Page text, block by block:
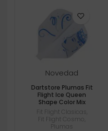
Novedad
Dartstore Plumas Fit
Flight Ice Queen
Shape Color Mix
Fit Flight Clasicas
Fit Flight Cosmo
Plumas